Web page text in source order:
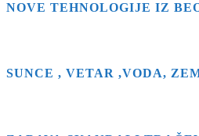
NOVE TEHNOLOGIJE IZ
SUNCE , VETAR ,VODA,